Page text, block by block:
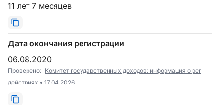
11 лет 7 месяцев
Дата окончания регистрации
06.08.2020
Проверено: Комитет государственных доходов: информация о рег
действиях
17.04.2026